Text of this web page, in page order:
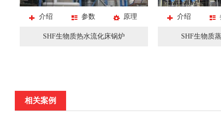
介绍 参数 原理
SHF生物质热水流化床锅炉
介绍
SHF生物质
相关案例